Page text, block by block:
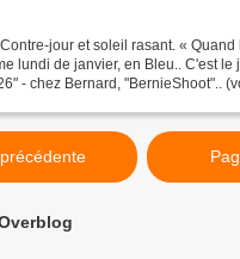
jour et soleil rasant. «
lundi de janvier, en Bleu.. C'est
- chez Bernard, "BernieShoot"..